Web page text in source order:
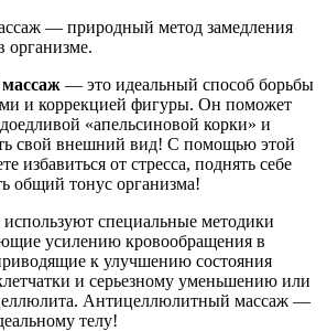
— природный метод замедления
организме.
— это идеальный способ борьбы
и коррекцией фигуры. Он поможет
«апельсиновой корки» и
свой внешний вид! С помощью этой
избавиться от стресса, поднять себе
общий тонус организма!
специальные методики
усилению кровообращения в
к улучшению состояния
и серьезному уменьшению или
Антицеллюлитный массаж —
телу!